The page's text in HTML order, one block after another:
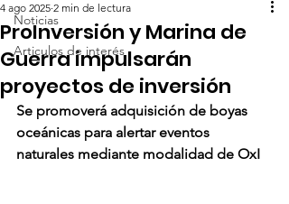
Noticias
Articulos de interés
ProInversión y Marina de
Guerra impulsarán
proyectos de inversión
4 ago 2025 2 min de lectura
Se promoverá adquisición de boyas
oceánicas para alertar eventos
naturales mediante modalidad de OxI